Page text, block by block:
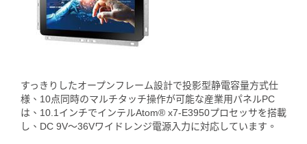
すっきりしたオープンフレーム設計で投影型静電容量方式仕
様、10点同時のマルチタッチ操作が可能な産業用パネルPC
は、10.1インチでインテルAtom® x7-E3950プロセッサを搭載
し、DC 9V～36Vワイドレンジ電源入力に対応しています。